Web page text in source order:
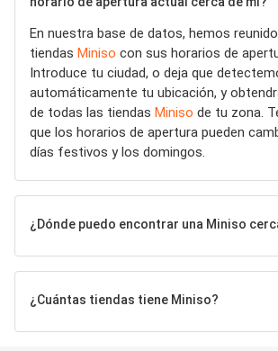
En nuestra base de datos, hemos
tiendas Miniso con sus horarios de
Introduce tu ciudad, o deja que
automáticamente tu ubicación, y
de todas las tiendas Miniso de tu zona.
que los horarios de apertura pueden
días festivos y los domingos.
¿Dónde puedo encontrar una Miniso
¿Cuántas tiendas tiene Miniso?